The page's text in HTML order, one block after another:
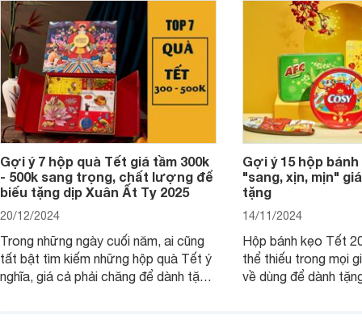
Gợi ý 7 hộp quà Tết giá tầm 300k
- 500k sang trọng, chất lượng để
biếu tặng dịp Xuân Ất Tỵ 2025
20/12/2024
Trong những ngày cuối năm, ai cũng
tất bật tìm kiếm những hộp quà Tết ý
nghĩa, giá cả phải chăng để dành tặng
Gợi ý 15 hộp
"sang, xịn, mịn"
tặng
14/11/2024
Hộp bánh kẹo Tết
thể thiếu trong mọi
về dùng để dành